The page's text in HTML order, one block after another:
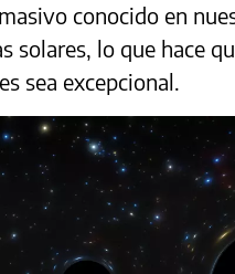
conocido en
solares, lo que hace
sea excepcional.